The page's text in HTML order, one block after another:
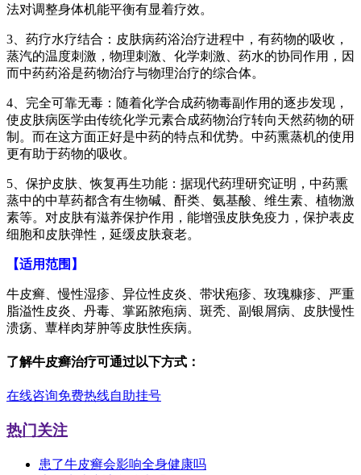
法对调整身体机能平衡有显着疗效。
3、药疗水疗结合：皮肤病药浴治疗进程中，有药物的吸收，
蒸汽的温度刺激，物理刺激、化学刺激、药水的协同作用，因
而中药药浴是药物治疗与物理治疗的综合体。
4、完全可靠无毒：随着化学合成药物毒副作用的逐步发现，
使皮肤病医学由传统化学元素合成药物治疗转向天然药物的研
制。而在这方面正好是中药的特点和优势。中药熏蒸机的使用
更有助于药物的吸收。
5、保护皮肤、恢复再生功能：据现代药理研究证明，中药熏
蒸中的中草药都含有生物碱、酐类、氨基酸、维生素、植物激
素等。对皮肤有滋养保护作用，能增强皮肤免疫力，保护表皮
细胞和皮肤弹性，延缓皮肤衰老。
【适用范围】
牛皮癣、慢性湿疹、异位性皮炎、带状疱疹、玫瑰糠疹、严重
脂溢性皮炎、丹毒、掌跖脓疱病、斑秃、副银屑病、皮肤慢性
溃疡、蕈样肉芽肿等皮肤性疾病。
了解牛皮癣治疗可通过以下方式：
在线咨询免费热线自助挂号
热门关注
患了牛皮癣会影响全身健康吗